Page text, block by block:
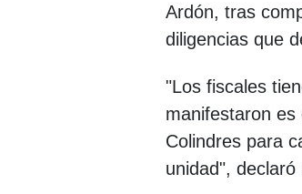
Ardón, tras
diligencias que
"Los fiscales
manifestaron
Colindres para
unidad", declaró